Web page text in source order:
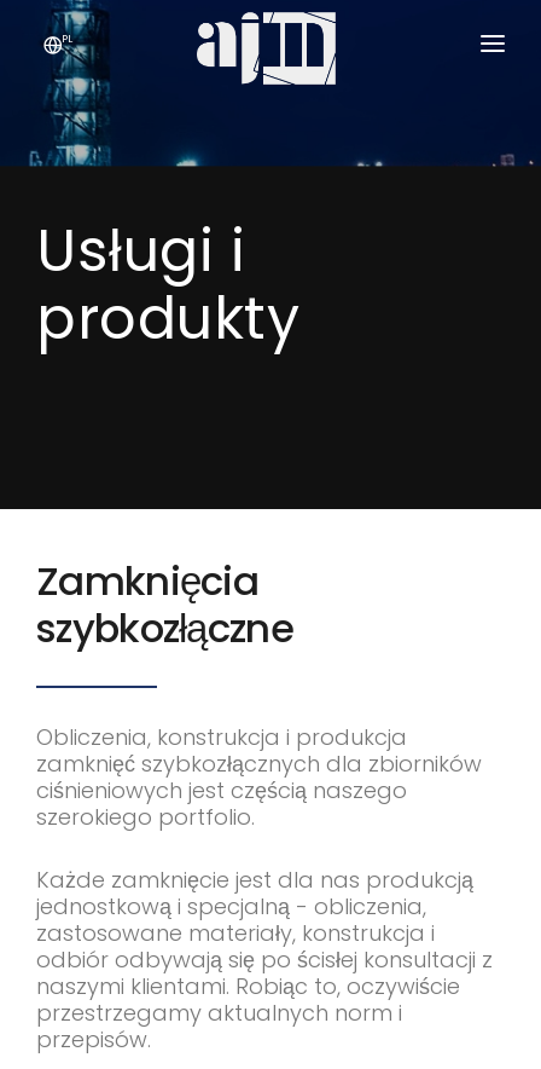
PL
PRZEDSIĘBIORSTWO
JAKOŚĆ
Usługi i
produkty
Zamknięcia
szybkozłączne
Obliczenia, konstrukcja i produkcja
zamknięć szybkozłącznych dla zbiorników
ciśnieniowych jest częścią naszego
szerokiego portfolio.
Każde zamknięcie jest dla nas produkcją
jednostkową i specjalną - obliczenia,
zastosowane materiały, konstrukcja i
odbiór odbywają się po ścisłej konsultacji z
naszymi klientami. Robiąc to, oczywiście
przestrzegamy aktualnych norm i
przepisów.